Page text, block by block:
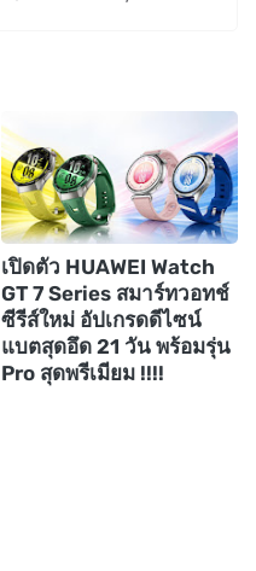
เปิดตัว HUAWEI Watch
GT 7 Series สมาร์ทวอทช์
ซีรีส์ใหม่ อัปเกรดดีไซน์
แบตสุดอึด 21 วัน พร้อมรุ่น
Pro สุดพรีเมียม !!!!